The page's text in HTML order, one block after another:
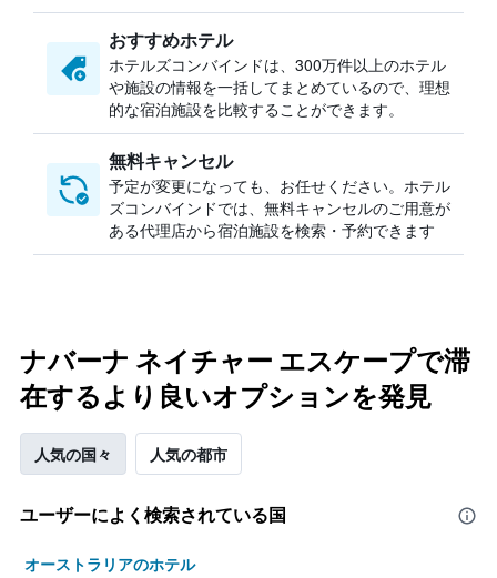
おすすめホテル
ホテルズコンバインドは、300万件以上のホテル
や施設の情報を一括してまとめているので、理想
的な宿泊施設を比較することができます。
無料キャンセル
予定が変更になっても、お任せください。ホテル
ズコンバインドでは、無料キャンセルのご用意が
ある代理店から宿泊施設を検索・予約できます
ナバーナ ネイチャー エスケープで滞
在するより良いオプションを発見
人気の国々 人気の都市
ユーザーによく検索されている国
オーストラリアのホテル